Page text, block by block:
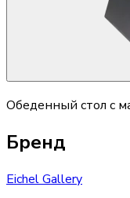
Обеденный стол с
Бренд
Eichel Gallery